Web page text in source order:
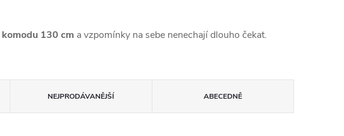
komodu 130 cm a vzpomínky na sebe nenechají dlouho čekat.
NEJPRODÁVANĚJŠÍ ABECEDNĚ